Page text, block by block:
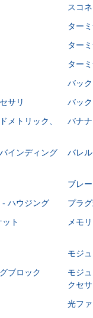
スコ
ター
ター
ター
バッ
サリ
バッ
メトリック、
バナ
インディング
バレ
ブレ
- ハウジング
プラ
ト
メモ
モジ
ブロック
モジ
クセサ
光フ